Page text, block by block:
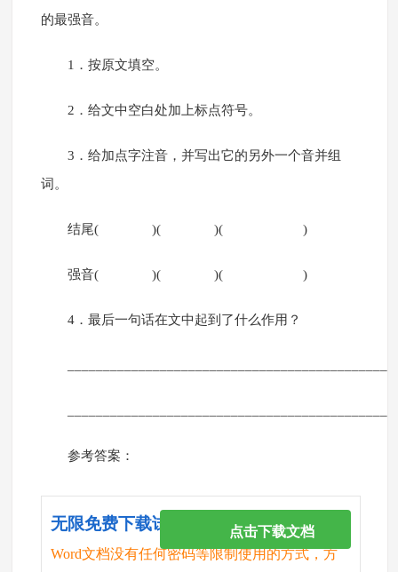
的最强音。
1．按原文填空。
2．给文中空白处加上标点符号。
3．给加点字注音，并写出它的另外一个音并组
词。
结尾( )( )( )
强音( )( )( )
4．最后一句话在文中起到了什么作用？
参考答案：
无限免费下载试卷
Word文档没有任何密码等限制使用的方式，方
点击下载文档